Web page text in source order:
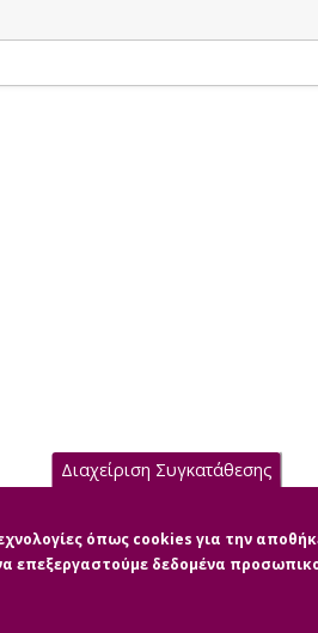
Διαχείριση Συγκατάθεσης
όπως cookies για την
επεξεργαστούμε δεδομένα